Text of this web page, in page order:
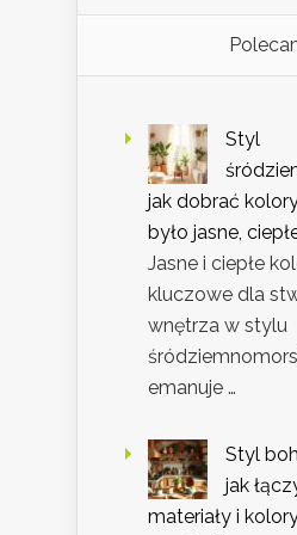
Styl
jak dobrać
było jasne,
Jasne i ciepłe
kluczowe dla
wnętrza w stylu
emanuje …
Styl
jak
materiały i